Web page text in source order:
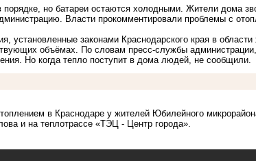
но батареи остаются холодными. Жители дома
Власти прокомментировали проблемы с
установленные законами Краснодарского края в
объёмах. По словам пресс-службы
Но когда тепло поступит в дома людей, не сообщили.
в Краснодаре у жителей Юбилейного
и на теплотрассе «ТЭЦ - Центр города»